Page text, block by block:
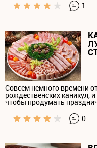
1
Совсем немного времени
рождественских каникул,
чтобы продумать
0